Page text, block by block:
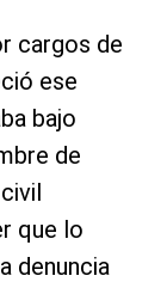
cargos de
ese
bajo
de
que lo
denuncia